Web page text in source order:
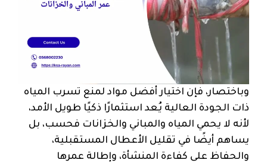
وباختصار، فإن اختيار أفضل مواد لمنع تسرب المياه
ذات الجودة العالية يُعد استثمارًا ذكيًا طويل الأمد،
لأنه لا يحمي المياه والمباني والخزانات فحسب، بل
يساهم أيضًا في تقليل الأعطال المستقبلية،
والحفاظ على كفاءة المنشأة، وإطالة عمرها